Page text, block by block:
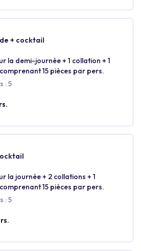
+ cocktail
la demi-journée + 1 collation + 1
15 pièces par pers.
: 5
la journée + 2 collations + 1
15 pièces par pers.
: 5